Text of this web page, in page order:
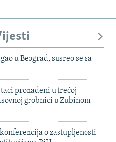
u Beograd, susreo se sa
pronađeni u trećoj
grobnici u Zubinom
o zastupljenosti